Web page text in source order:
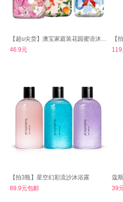
46.9元
【
【拍3瓶】星空幻彩流沙沐浴露
89.9元包邮
蔻
39